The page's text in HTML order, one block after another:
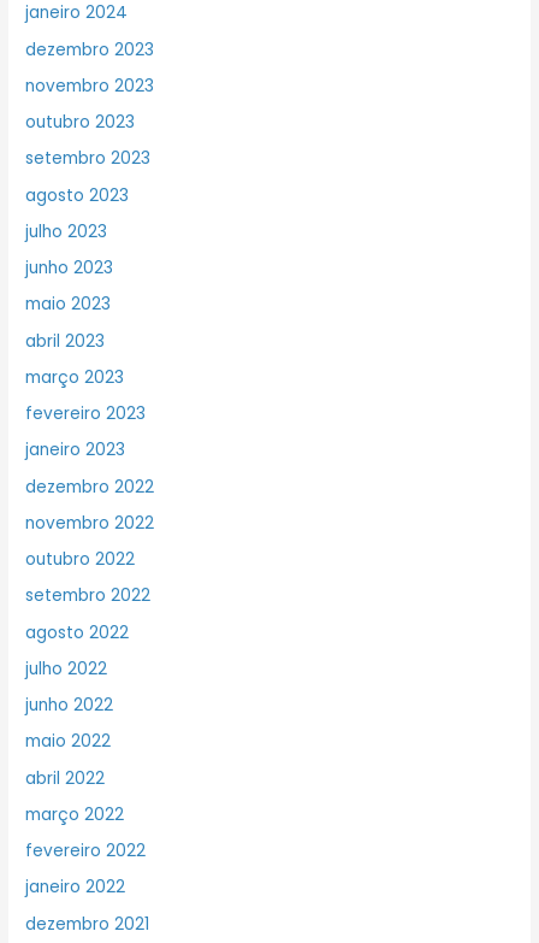
janeiro 2024
dezembro 2023
novembro 2023
outubro 2023
setembro 2023
agosto 2023
julho 2023
junho 2023
maio 2023
abril 2023
março 2023
fevereiro 2023
janeiro 2023
dezembro 2022
novembro 2022
outubro 2022
setembro 2022
agosto 2022
julho 2022
junho 2022
maio 2022
abril 2022
março 2022
fevereiro 2022
janeiro 2022
dezembro 2021